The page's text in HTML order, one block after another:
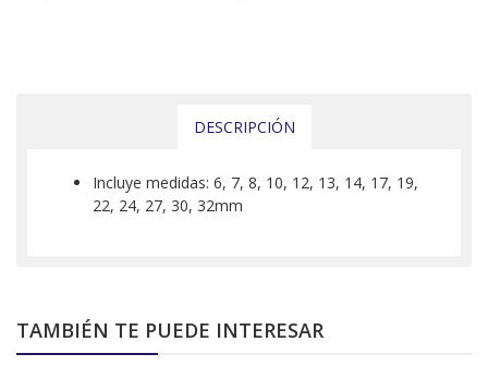
DESCRIPCIÓN
Incluye medidas: 6, 7, 8, 10, 12, 13, 14, 17, 19,
22, 24, 27, 30, 32mm
TAMBIÉN TE PUEDE INTERESAR